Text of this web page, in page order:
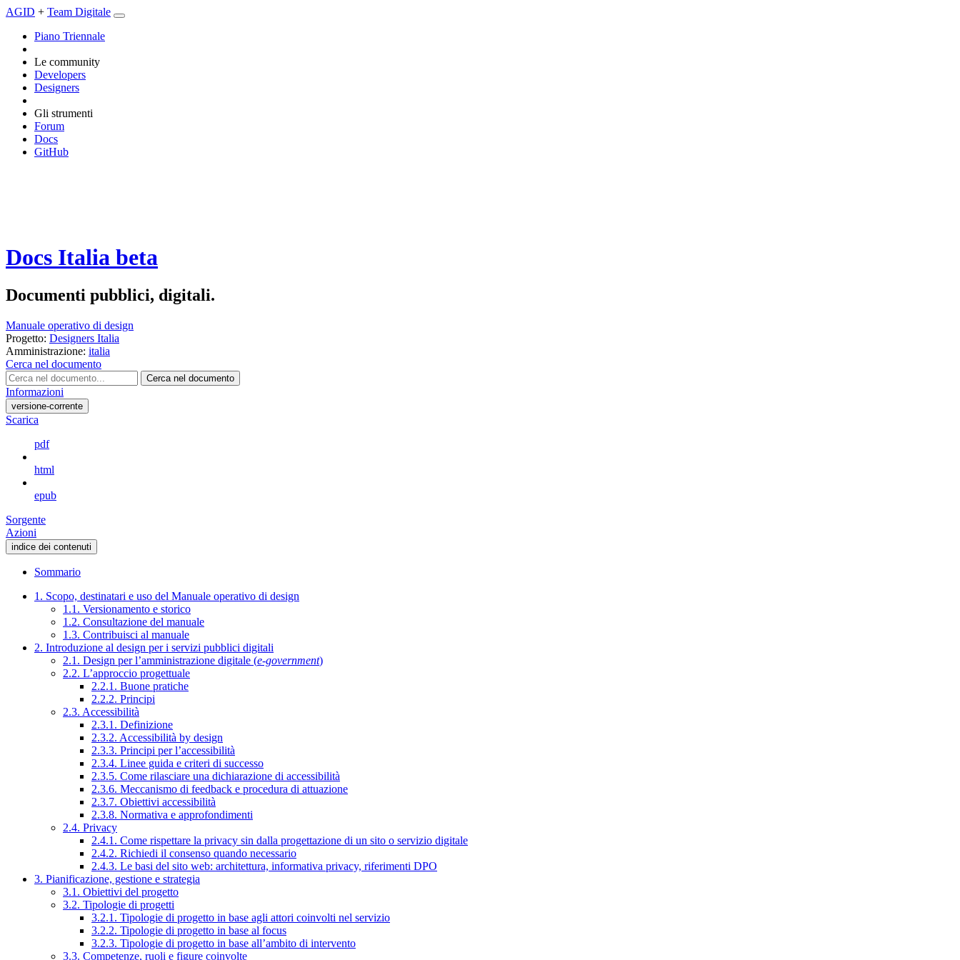
AGID + Team Digitale
Piano Triennale
Le community
Developers
Designers
Gli strumenti
Forum
Docs
GitHub
Docs Italia beta
Documenti pubblici, digitali.
Manuale operativo di design
Progetto: Designers Italia
Amministrazione: italia
Cerca nel documento
Cerca nel documento
Informazioni
versione-corrente
Scarica
pdf
html
epub
Sorgente
Azioni
indice dei contenuti
Sommario
1. Scopo, destinatari e uso del Manuale operativo di design
1.1. Versionamento e storico
1.2. Consultazione del manuale
1.3. Contribuisci al manuale
2. Introduzione al design per i servizi pubblici digitali
2.1. Design per l’amministrazione digitale (e-government)
2.2. L’approccio progettuale
2.2.1. Buone pratiche
2.2.2. Principi
2.3. Accessibilità
2.3.1. Definizione
2.3.2. Accessibilità by design
2.3.3. Principi per l’accessibilità
2.3.4. Linee guida e criteri di successo
2.3.5. Come rilasciare una dichiarazione di accessibilità
2.3.6. Meccanismo di feedback e procedura di attuazione
2.3.7. Obiettivi accessibilità
2.3.8. Normativa e approfondimenti
2.4. Privacy
2.4.1. Come rispettare la privacy sin dalla progettazione di un sito o servizio digitale
2.4.2. Richiedi il consenso quando necessario
2.4.3. Le basi del sito web: architettura, informativa privacy, riferimenti DPO
3. Pianificazione, gestione e strategia
3.1. Obiettivi del progetto
3.2. Tipologie di progetti
3.2.1. Tipologie di progetto in base agli attori coinvolti nel servizio
3.2.2. Tipologie di progetto in base al focus
3.2.3. Tipologie di progetto in base all’ambito di intervento
3.3. Competenze, ruoli e figure coinvolte